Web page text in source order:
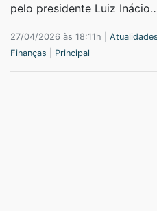
pelo presidente Luiz
27/04/2026 às 18:11h | Atualidades
Finanças
Principal